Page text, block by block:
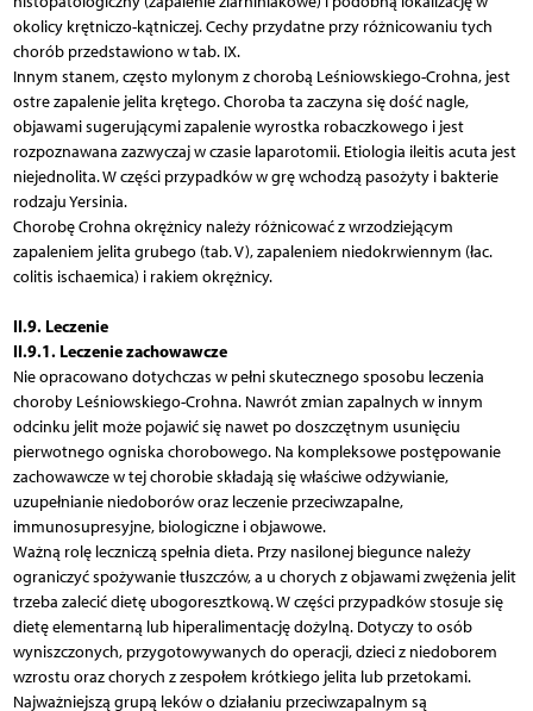
okolicy krętniczo-kątniczej. Cechy przydatne przy różnicowaniu tych
chorób przedstawiono w tab. IX.
Innym stanem, często mylonym z chorobą Leśniowskiego-Crohna, jest
ostre zapalenie jelita krętego. Choroba ta zaczyna się dość nagle,
objawami sugerującymi zapalenie wyrostka robaczkowego i jest
rozpoznawana zazwyczaj w czasie laparotomii. Etiologia ileitis acuta jest
niejednolita. W części przypadków w grę wchodzą pasożyty i bakterie
rodzaju Yersinia.
Chorobę Crohna okrężnicy należy różnicować z wrzodziejącym
zapaleniem jelita grubego (tab. V), zapaleniem niedokrwiennym (łac.
colitis ischaemica) i rakiem okrężnicy.
II.9. Leczenie
II.9.1. Leczenie zachowawcze
Nie opracowano dotychczas w pełni skutecznego sposobu leczenia
choroby Leśniowskiego-Crohna. Nawrót zmian zapalnych w innym
odcinku jelit może pojawić się nawet po doszczętnym usunięciu
pierwotnego ogniska chorobowego. Na kompleksowe postępowanie
zachowawcze w tej chorobie składają się właściwe odżywianie,
uzupełnianie niedoborów oraz leczenie przeciwzapalne,
immunosupresyjne, biologiczne i objawowe.
Ważną rolę leczniczą spełnia dieta. Przy nasilonej biegunce należy
ograniczyć spożywanie tłuszczów, a u chorych z objawami zwężenia jelit
trzeba zalecić dietę ubogoresztkową. W części przypadków stosuje się
dietę elementarną lub hiperalimentację dożylną. Dotyczy to osób
wyniszczonych, przygotowywanych do operacji, dzieci z niedoborem
wzrostu oraz chorych z zespołem krótkiego jelita lub przetokami.
Najważniejszą grupą leków o działaniu przeciwzapalnym są